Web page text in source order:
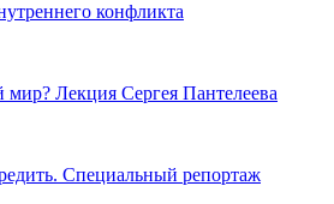
конфликта
мир? Лекция Сергея Пантелеева
Специальный репортаж